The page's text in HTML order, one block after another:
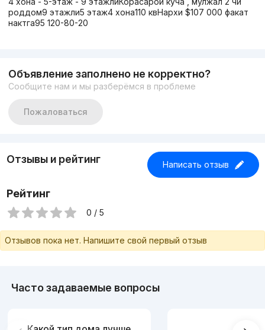
роддом9 этажли5 этаж4 хона110 квНархи $107 000 факат
нактга95 120-80-20
Объявление заполнено не корректно?
Сообщите нам и мы разберёмся в проблеме
Пожаловаться
Отзывы и рейтинг Написать отзыв
Рейтинг
0 / 5
Отзывов пока нет. Напишите свой первый отзыв
Часто задаваемые вопросы